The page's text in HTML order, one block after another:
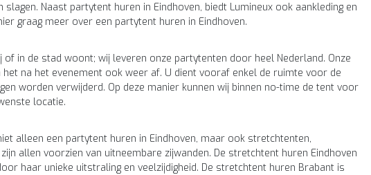
Naast partytent huren in Eindhoven, biedt Lumineux ook aankleding en
graag meer over een partytent huren in Eindhoven.
in de stad woont; wij leveren onze partytenten door heel Nederland. Onze
na het evenement ook weer af. U dient vooraf enkel de ruimte voor de
worden verwijderd. Op deze manier kunnen wij binnen no-time de tent voor
locatie.
alleen een partytent huren in Eindhoven, maar ook stretchtenten,
allen voorzien van uitneembare zijwanden. De stretchtent huren Eindhoven
haar unieke uitstraling en veelzijdigheid. De stretchtent huren Brabant is